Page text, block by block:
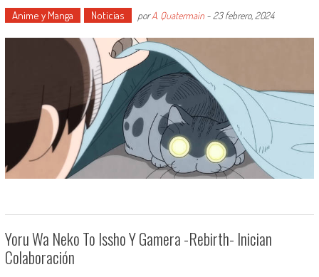
Anime y Manga Noticias porA. Quatermain- 23 febrero, 2024
Yoru Wa Neko To Issho Y Gamera -Rebirth- Inician
Colaboración